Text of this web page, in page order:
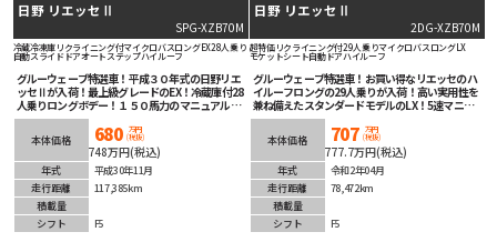
日野 リエッセⅡ
SPG-XZB70M
冷蔵冷凍庫リクライニング付マイクロバスロングEX28人乗り
自動スライドドアオートステップハイルーフ
グルーウェーブ特選車！平成３０年式の日野リエ
ッセⅡが入荷！最上級グレードのEX！冷蔵庫付28
人乗りロングボデー！１５０馬力のマニュアル５
速！安全装備充実！ETC車載器も装着済み！お仕
事に限らず、プライベートにもオススメの１台
本体価格 680 万円
(税抜)
748万円(税込)
年式
平成30年11月
走行距離
117,385km
積載量
シフト
F5
日野 リエッセⅡ
2DG-XZB70M
超特価リクライニング付29人乗りマイクロバスロングLX
モケットシート自動ドアハイルーフ
グルーウェーブ特選車！お買い得なリエッセのハ
イルーフロングの29人乗りが入荷！高い実用性を
兼ね備えたスタンダードモデルのLX！5速マニュ
アル！バックカメラ装備！車線逸脱警報等安全装
備も充実！
本体価格 707 万円
(税抜)
777.7万円(税込)
年式
令和2年04月
走行距離
78,472km
積載量
シフト
F5